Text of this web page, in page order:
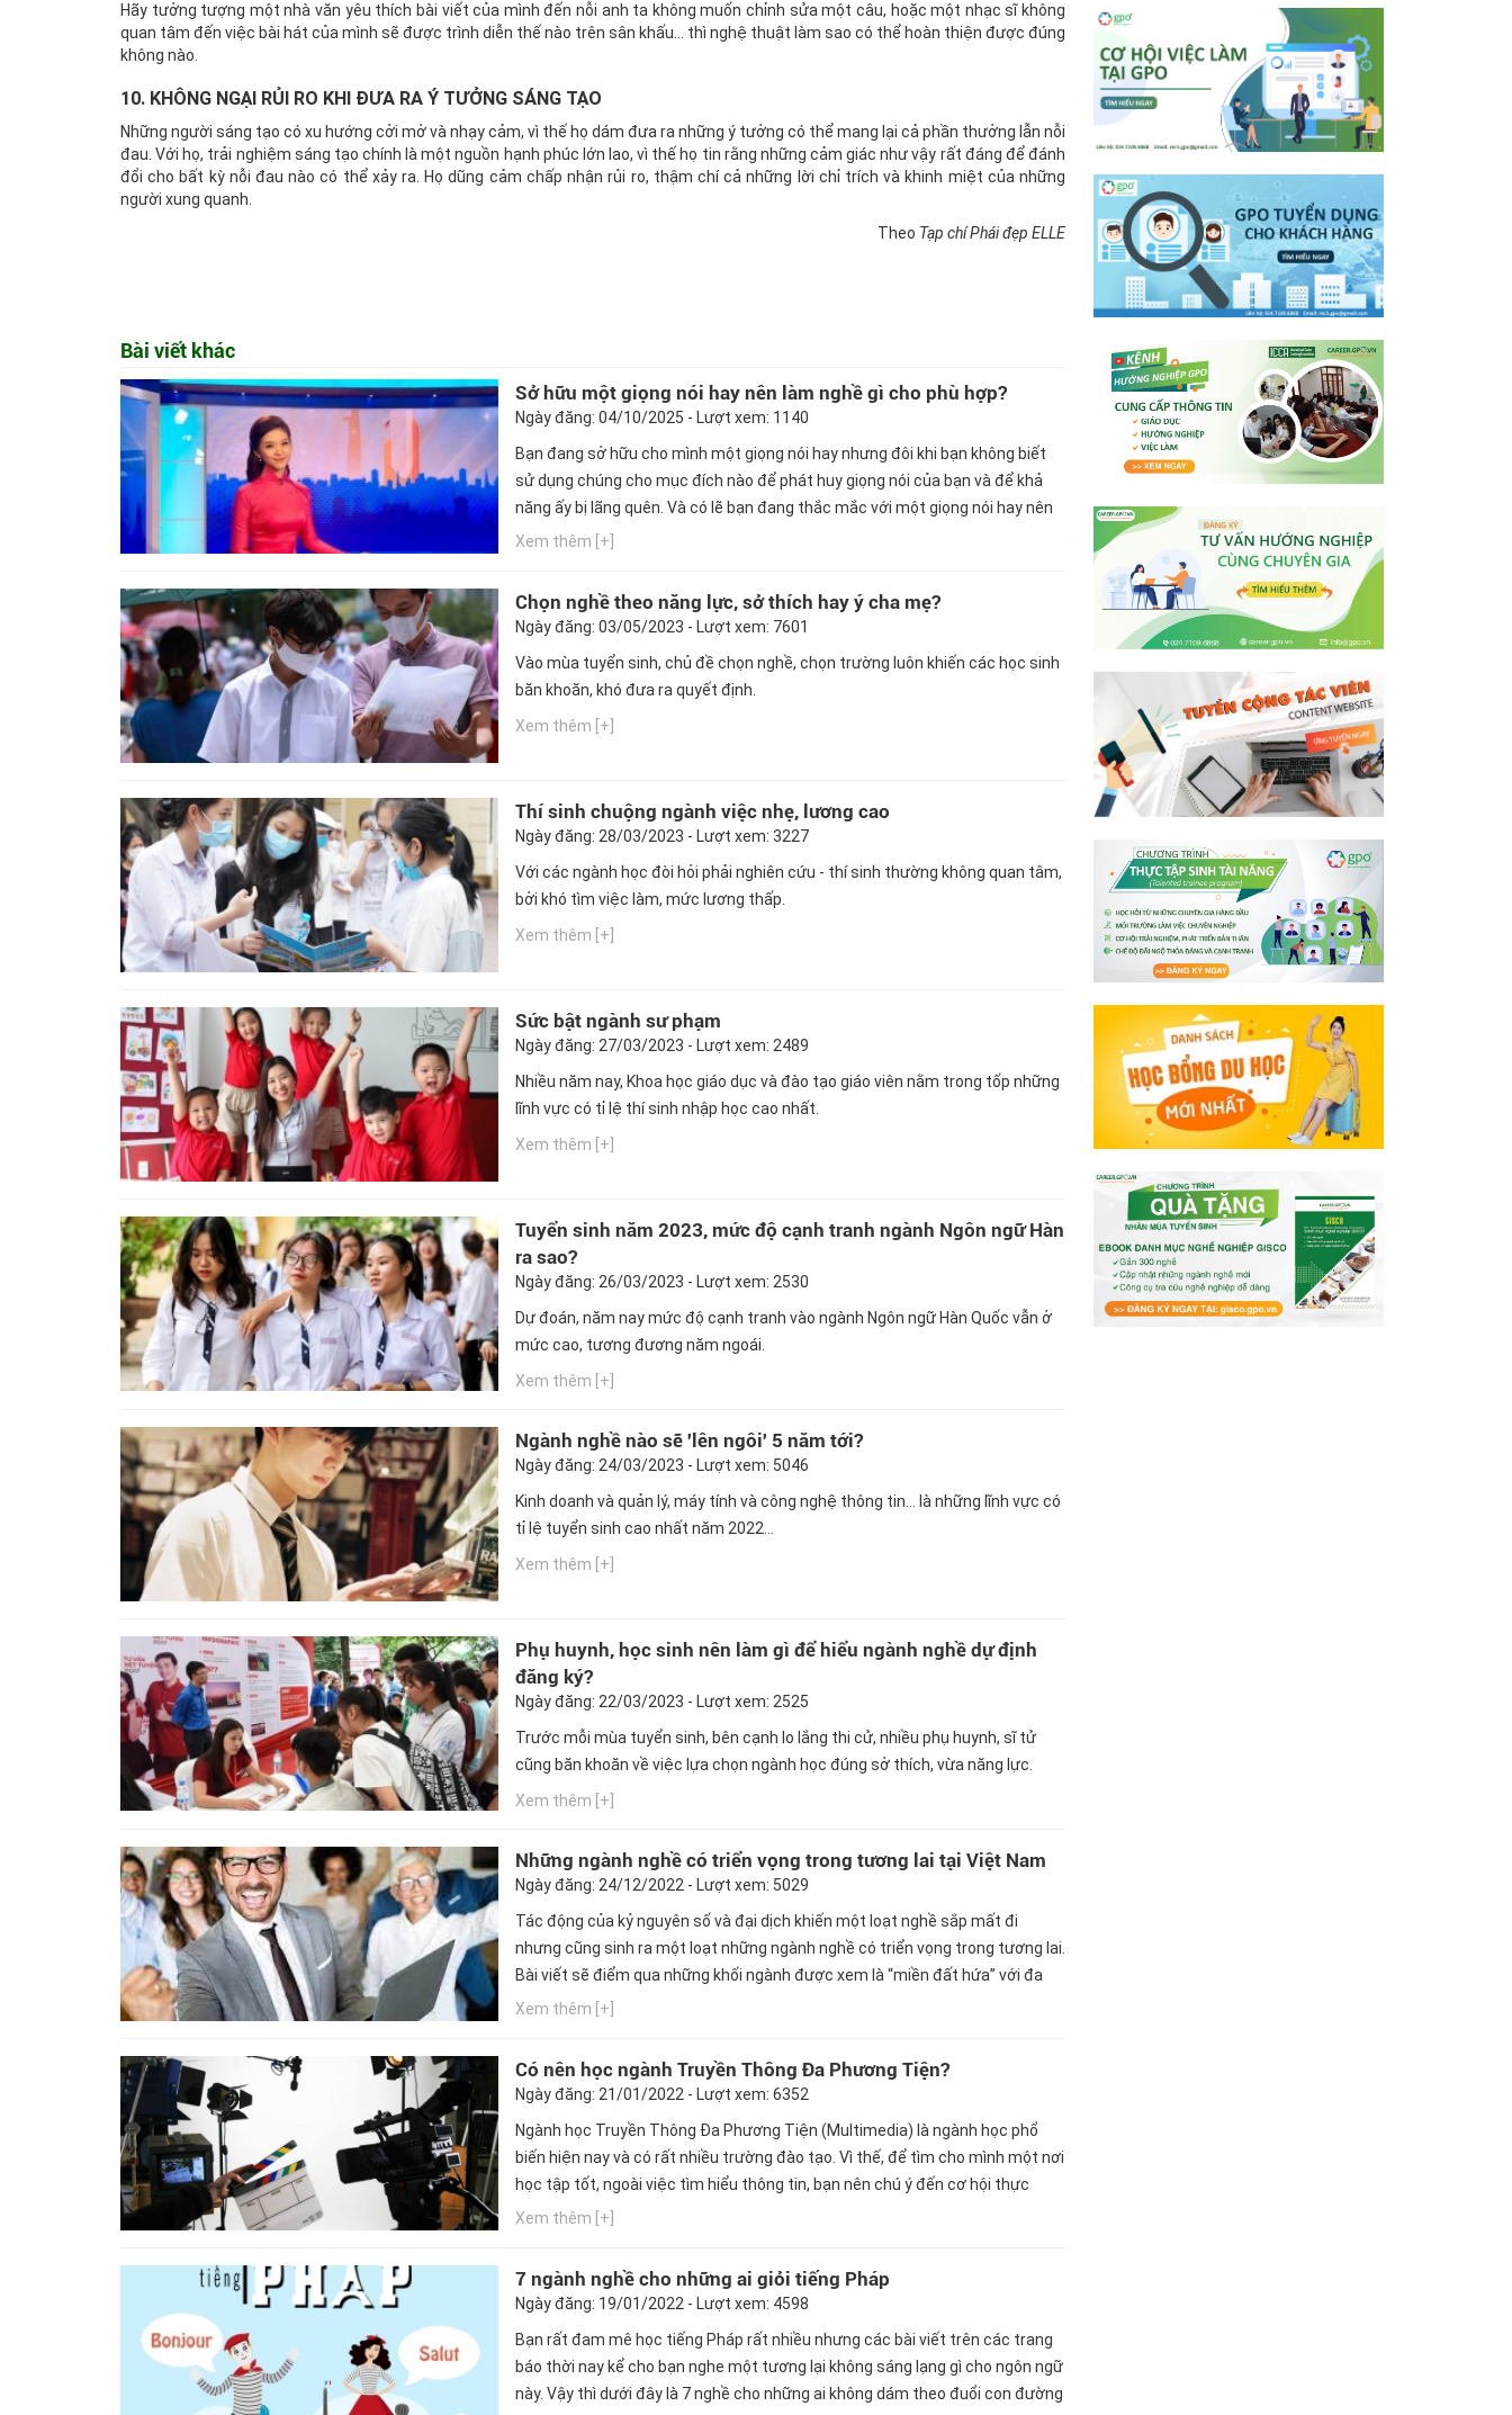
Hãy tưởng tượng một nhà văn yêu thích bài viết của mình đến nỗi anh ta không muốn chỉnh sửa một câu, hoặc một nhạc sĩ không
quan tâm đến việc bài hát của mình sẽ được trình diễn thế nào trên sân khấu… thì nghệ thuật làm sao có thể hoàn thiện được đúng
không nào.
10. KHÔNG NGẠI RỦI RO KHI ĐƯA RA Ý TƯỞNG SÁNG TẠO
Những người sáng tạo có xu hướng cởi mở và nhạy cảm, vì thế họ dám đưa ra những ý tưởng có thể mang lại cả phần thưởng lẫn nỗi
đau. Với họ, trải nghiệm sáng tạo chính là một nguồn hạnh phúc lớn lao, vì thế họ tin rằng những cảm giác như vậy rất đáng để đánh
đổi cho bất kỳ nỗi đau nào có thể xảy ra. Họ dũng cảm chấp nhận rủi ro, thậm chí cả những lời chỉ trích và khinh miệt của những
người xung quanh.
Theo Tạp chí Phái đẹp ELLE
Bài viết khác
Sở hữu một giọng nói hay nên làm nghề gì cho phù hợp?
Ngày đăng: 04/10/2025 - Lượt xem: 1140
Bạn đang sở hữu cho mình một giọng nói hay nhưng đôi khi bạn không biết
sử dụng chúng cho mục đích nào để phát huy giọng nói của bạn và để khả
năng ấy bị lãng quên. Và có lẽ bạn đang thắc mắc với một giọng nói hay nên
làm ngành nghề nào phù hợp nhất. Ngay bây giờ, hãy cùng Hướng nghiệp
Xem thêm [+]
Chọn nghề theo năng lực, sở thích hay ý cha mẹ?
Ngày đăng: 03/05/2023 - Lượt xem: 7601
Vào mùa tuyển sinh, chủ đề chọn nghề, chọn trường luôn khiến các học sinh
băn khoăn, khó đưa ra quyết định.
Xem thêm [+]
Thí sinh chuộng ngành việc nhẹ, lương cao
Ngày đăng: 28/03/2023 - Lượt xem: 3227
Với các ngành học đòi hỏi phải nghiên cứu - thí sinh thường không quan tâm,
bởi khó tìm việc làm, mức lương thấp.
Xem thêm [+]
Sức bật ngành sư phạm
Ngày đăng: 27/03/2023 - Lượt xem: 2489
Nhiều năm nay, Khoa học giáo dục và đào tạo giáo viên nằm trong tốp những
lĩnh vực có tỉ lệ thí sinh nhập học cao nhất.
Xem thêm [+]
Tuyển sinh năm 2023, mức độ cạnh tranh ngành Ngôn ngữ Hàn
ra sao?
Ngày đăng: 26/03/2023 - Lượt xem: 2530
Dự đoán, năm nay mức độ cạnh tranh vào ngành Ngôn ngữ Hàn Quốc vẫn ở
mức cao, tương đương năm ngoái.
Xem thêm [+]
Ngành nghề nào sẽ 'lên ngôi' 5 năm tới?
Ngày đăng: 24/03/2023 - Lượt xem: 5046
Kinh doanh và quản lý, máy tính và công nghệ thông tin… là những lĩnh vực có
tỉ lệ tuyển sinh cao nhất năm 2022...
Xem thêm [+]
Phụ huynh, học sinh nên làm gì để hiểu ngành nghề dự định
đăng ký?
Ngày đăng: 22/03/2023 - Lượt xem: 2525
Trước mỗi mùa tuyển sinh, bên cạnh lo lắng thi cử, nhiều phụ huynh, sĩ tử
cũng băn khoăn về việc lựa chọn ngành học đúng sở thích, vừa năng lực.
Xem thêm [+]
Những ngành nghề có triển vọng trong tương lai tại Việt Nam
Ngày đăng: 24/12/2022 - Lượt xem: 5029
Tác động của kỷ nguyên số và đại dịch khiến một loạt nghề sắp mất đi
nhưng cũng sinh ra một loạt những ngành nghề có triển vọng trong tương lai.
Bài viết sẽ điểm qua những khối ngành được xem là “miền đất hứa” với đa
dạng việc làm cùng mức lương khủng? Tìm hiểu ngay!
Xem thêm [+]
Có nên học ngành Truyền Thông Đa Phương Tiện?
Ngày đăng: 21/01/2022 - Lượt xem: 6352
Ngành học Truyền Thông Đa Phương Tiện (Multimedia) là ngành học phổ
biến hiện nay và có rất nhiều trường đào tạo. Vì thế, để tìm cho mình một nơi
học tập tốt, ngoài việc tìm hiểu thông tin, bạn nên chú ý đến cơ hội thực
hành, cơ hội nghề nghiệp của trường mà bạn chọn theo học. Ngay bây giờ,
Xem thêm [+]
7 ngành nghề cho những ai giỏi tiếng Pháp
Ngày đăng: 19/01/2022 - Lượt xem: 4598
Bạn rất đam mê học tiếng Pháp rất nhiều nhưng các bài viết trên các trang
báo thời nay kể cho bạn nghe một tương lại không sáng lạng gì cho ngôn ngữ
này. Vậy thì dưới đây là 7 nghề cho những ai không dám theo đuổi con đường